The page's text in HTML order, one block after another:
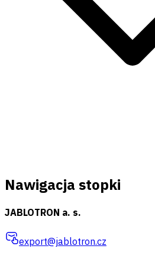
Nawigacja stopki
JABLOTRON a. s.
export@jablotron.cz